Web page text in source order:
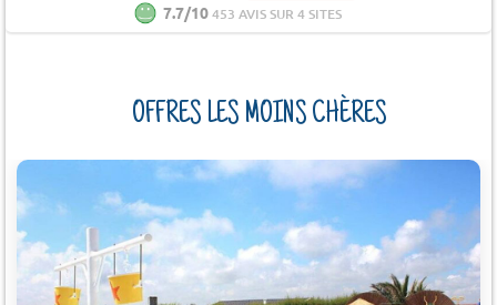
7.7/10453 AVIS SUR 4 SITES
OFFRES LES MOINS CHÈRES